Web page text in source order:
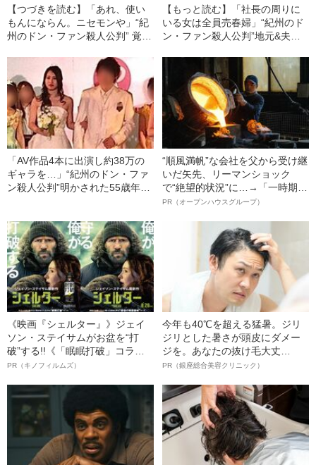
【つづきを読む】「あれ、使い
もんにならん。ニセモンや」“紀
州のドン・ファン殺人公判” 覚醒
（29）が中学生時代に受けてい
た“特別授業”「マジなの？」
【もっと読む】「社長の周りに
いる女は全員売春婦」“紀州のド
ン・ファン殺人公判”地元&夫の
藤早貴（28）が法廷で爆弾発言
をした理由
「AV作品4本に出演し約38万の
ギャラを…」“紀州のドン・ファ
ン殺人公判”明かされた55歳年下
間」
“順風満帆”な会社を父から受け継
いだ矢先、リーマンショック
で“絶望的状況”に…→「一時期は
納品3年待ち」のヒット商品を生
明かす、“逆転の戦術”
PR（オープンハウスグループ）
《映画『シェルター』》ジェイ
ソン・ステイサムがお盆を“打
破”する!!《「眠眠打破」コラ
ボ》
PR（キノフィルムズ）
今年も40℃を超える猛暑。ジリ
ジリとした暑さが頭皮にダメー
ジを。あなたの抜け毛大丈
夫！？
PR（銀座総合美容クリニック）